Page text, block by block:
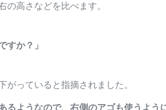
の高さなどを比べます。
すか？」
がっていると指摘されました。
るようなので、右側のアゴも使うよう